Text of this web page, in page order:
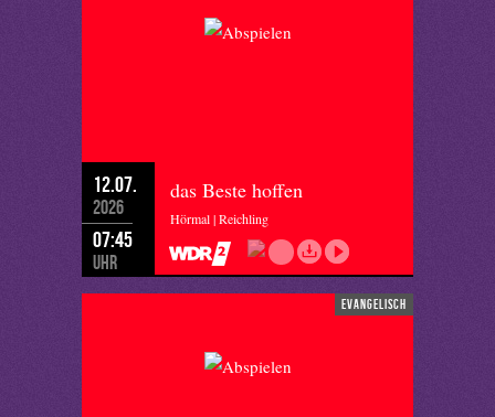
12.07.
2026
07:45
Uhr
das Beste hoffen
Hörmal | Reichling
evangelisch